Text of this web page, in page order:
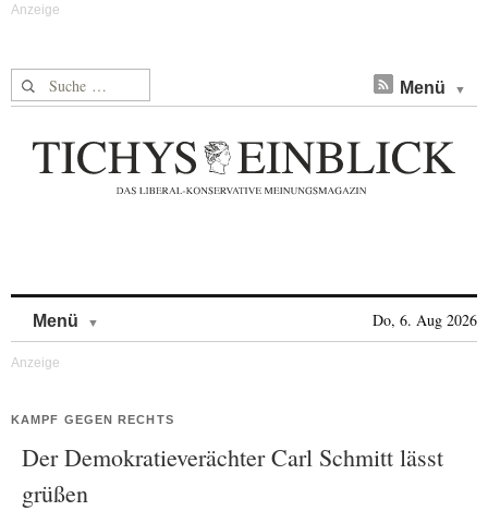
Suche nach: Menü
Menü Do, 6. Aug 2026
KAMPF GEGEN RECHTS
Der Demokratieverächter Carl Schmitt lässt
grüßen